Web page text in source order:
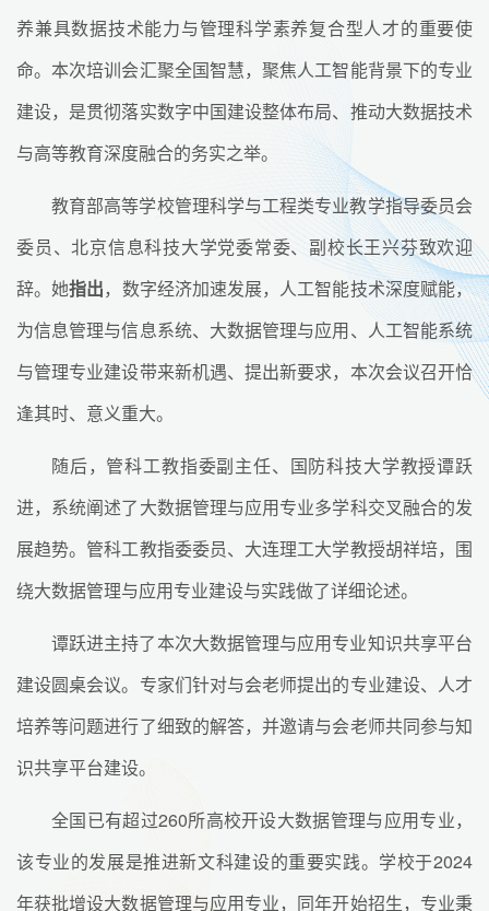
养兼具数据技术能力与管理科学素养复合型人才的重要使
命。本次培训会汇聚全国智慧，聚焦人工智能背景下的专业
建设，是贯彻落实数字中国建设整体布局、推动大数据技术
与高等教育深度融合的务实之举。
教育部高等学校管理科学与工程类专业教学指导委员会
委员、北京信息科技大学党委常委、副校长王兴芬致欢迎
辞。她指出，数字经济加速发展，人工智能技术深度赋能，
为信息管理与信息系统、大数据管理与应用、人工智能系统
与管理专业建设带来新机遇、提出新要求，本次会议召开恰
逢其时、意义重大。
随后，管科工教指委副主任、国防科技大学教授谭跃
进，系统阐述了大数据管理与应用专业多学科交叉融合的发
展趋势。管科工教指委委员、大连理工大学教授胡祥培，围
绕大数据管理与应用专业建设与实践做了详细论述。
谭跃进主持了本次大数据管理与应用专业知识共享平台
建设圆桌会议。专家们针对与会老师提出的专业建设、人才
培养等问题进行了细致的解答，并邀请与会老师共同参与知
识共享平台建设。
全国已有超过260所高校开设大数据管理与应用专业，
该专业的发展是推进新文科建设的重要实践。学校于2024
年获批增设大数据管理与应用专业，同年开始招生，专业秉